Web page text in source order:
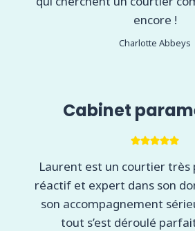
encore !
Charlotte Abbeys
Cabinet
Laurent est un courtier très
réactif et expert dans son
son accompagnement
tout s’est déroulé